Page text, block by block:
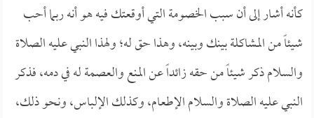
كأنه أشار إلى أن سبب الخصومة التي أوقعتك فيه هو أنه ربما أحب
شيئاً من المشاكلة بينك وبينه، وهذا حق له؛ ولهذا النبي عليه الصلاة
والسلام ذكر شيئاً من حقه زائداً عن المنع والعصمة له في دمه، فذكر
النبي عليه الصلاة والسلام الإطعام، وكذلك الإلباس، ونحو ذلك،